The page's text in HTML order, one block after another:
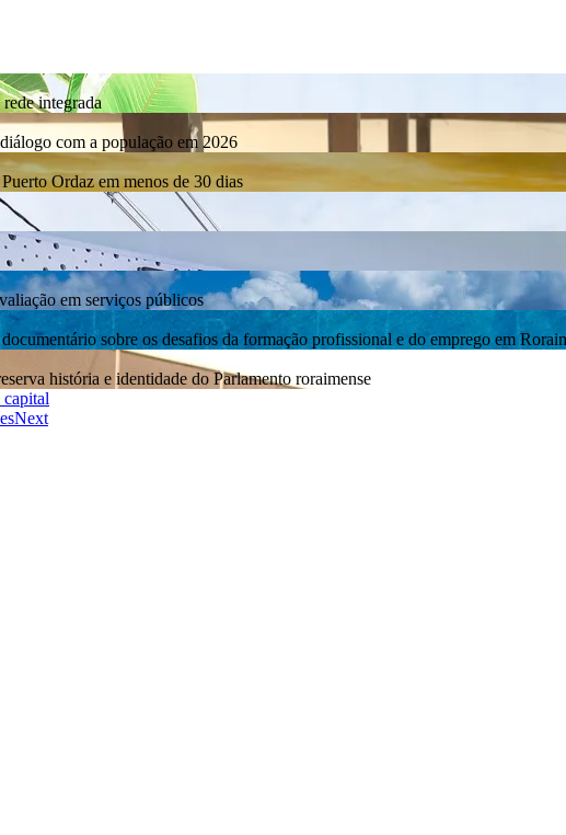
integrada
com a população em 2026
Ordaz em menos de 30 dias
em serviços públicos
sobre os desafios da formação profissional e do emprego em
história e identidade do Parlamento roraimense
capital
Next